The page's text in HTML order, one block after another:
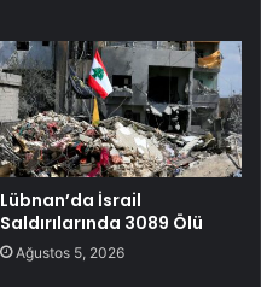
Lübnan’da İsrail
Saldırılarında 3089 Ölü
Ağustos 5, 2026